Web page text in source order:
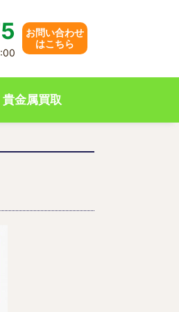
お問い合わせ
はこちら
貴金属買取